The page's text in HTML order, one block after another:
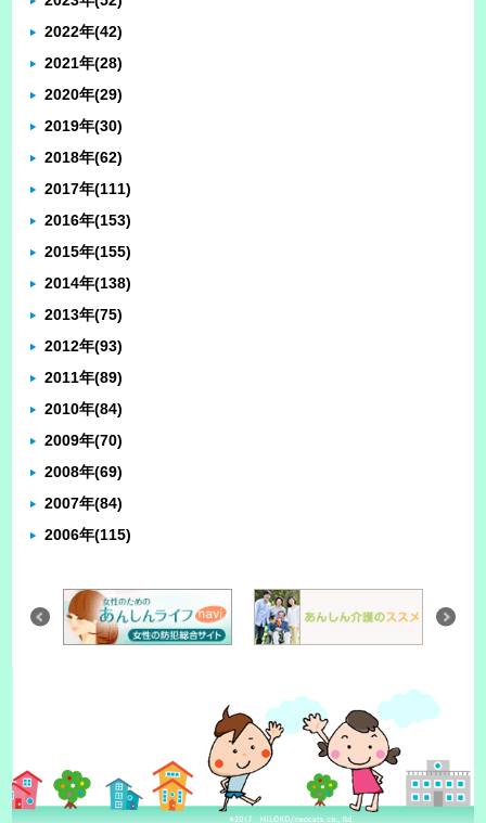
2022年(42)
2021年(28)
2020年(29)
2019年(30)
2018年(62)
2017年(111)
2016年(153)
2015年(155)
2014年(138)
2013年(75)
2012年(93)
2011年(89)
2010年(84)
2009年(70)
2008年(69)
2007年(84)
2006年(115)